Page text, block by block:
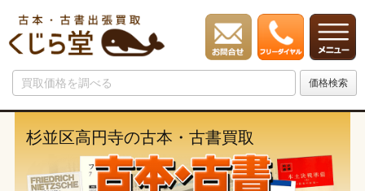
杉並区高円寺の古本・古書買取